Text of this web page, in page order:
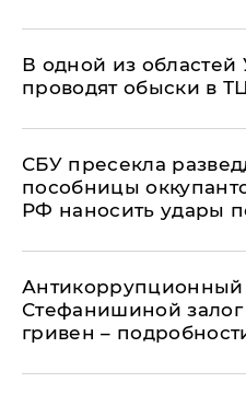
В одной из областей
проводят обыски в
СБУ пресекла
пособницы
РФ наносить удары
Антикоррупционный
Стефанишиной
гривен –